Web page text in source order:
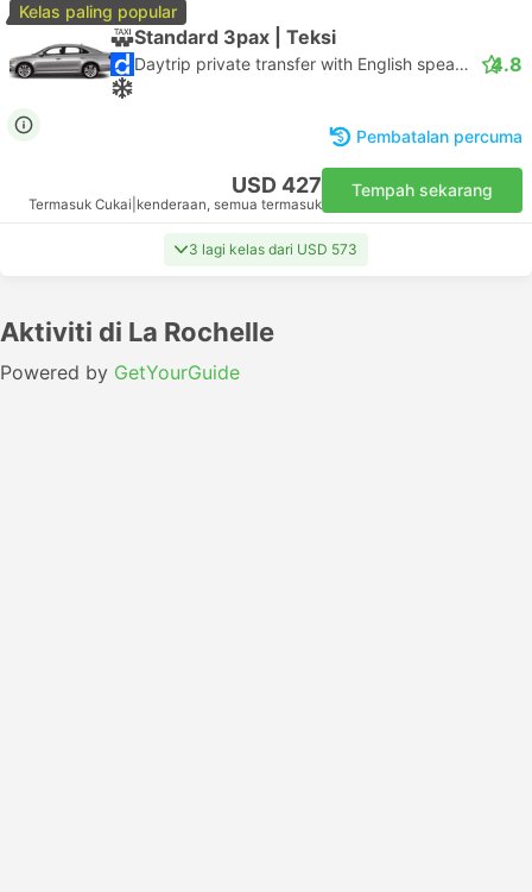
Kelas paling popular
Standard 3pax | Teksi
Daytrip private transfer with English speaking driver 4.8
Pembatalan percuma
USD 427
Termasuk Cukai kenderaan, semua termasuk
Tempah sekarang
3 lagi kelas dari USD 573
Aktiviti di La Rochelle
Powered by GetYourGuide